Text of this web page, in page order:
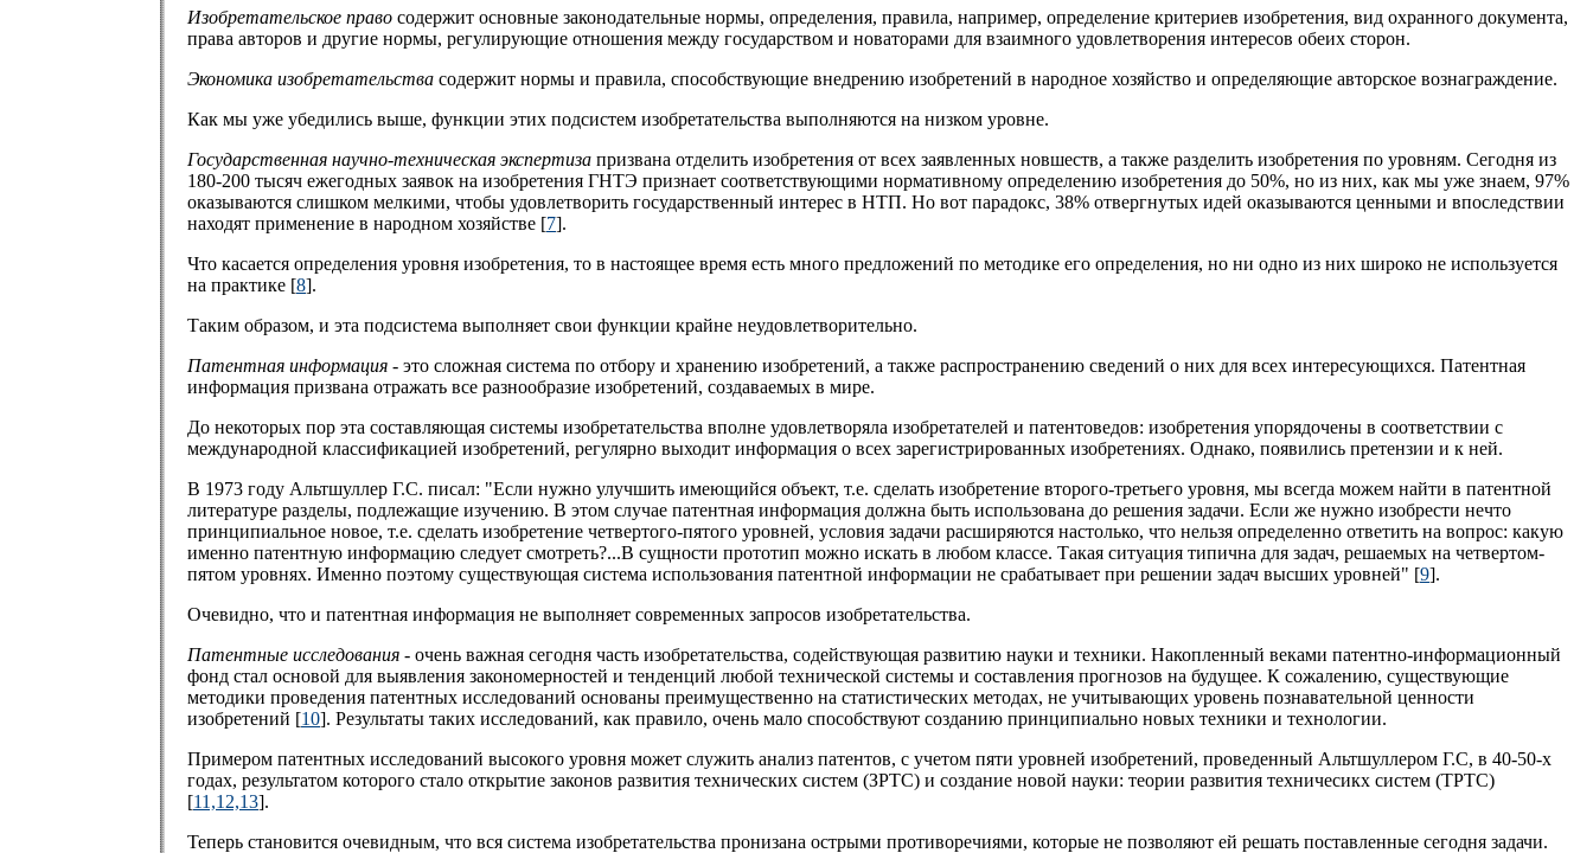
Изобретательское право содержит основные законодательные нормы, определения, правила, например, определение критериев изобретения, вид охранного документа,
права авторов и другие нормы, регулирующие отношения между государством и новаторами для взаимного удовлетворения интересов обеих сторон.
Экономика изобретательства содержит нормы и правила, способствующие внедрению изобретений в народное хозяйство и определяющие авторское вознаграждение.
Как мы уже убедились выше, функции этих подсистем изобретательства выполняются на низком уровне.
Государственная научно-техническая экспертиза призвана отделить изобретения от всех заявленных новшеств, а также разделить изобретения по уровням. Сегодня из
180-200 тысяч ежегодных заявок на изобретения ГНТЭ признает соответствующими нормативному определению изобретения до 50%, но из них, как мы уже знаем, 97%
оказываются слишком мелкими, чтобы удовлетворить государственный интерес в НТП. Но вот парадокс, 38% отвергнутых идей оказываются ценными и впоследствии
находят применение в народном хозяйстве [7].
Что касается определения уровня изобретения, то в настоящее время есть много предложений по методике его определения, но ни одно из них широко не используется
на практике [8].
Таким образом, и эта подсистема выполняет свои функции крайне неудовлетворительно.
Патентная информация - это сложная система по отбору и хранению изобретений, а также распространению сведений о них для всех интересующихся. Патентная
информация призвана отражать все разнообразие изобретений, создаваемых в мире.
До некоторых пор эта составляющая системы изобретательства вполне удовлетворяла изобретателей и патентоведов: изобретения упорядочены в соответствии с
международной классификацией изобретений, регулярно выходит информация о всех зарегистрированных изобретениях. Однако, появились претензии и к ней.
В 1973 году Альтшуллер Г.С. писал: "Если нужно улучшить имеющийся объект, т.е. сделать изобретение второго-третьего уровня, мы всегда можем найти в патентной
литературе разделы, подлежащие изучению. В этом случае патентная информация должна быть использована до решения задачи. Если же нужно изобрести нечто
принципиальное новое, т.е. сделать изобретение четвертого-пятого уровней, условия задачи расширяются настолько, что нельзя определенно ответить на вопрос: какую
именно патентную информацию следует смотреть?...В сущности прототип можно искать в любом классе. Такая ситуация типична для задач, решаемых на четвертом-
пятом уровнях. Именно поэтому существующая система использования патентной информации не срабатывает при решении задач высших уровней" [9].
Очевидно, что и патентная информация не выполняет современных запросов изобретательства.
Патентные исследования - очень важная сегодня часть изобретательства, содействующая развитию науки и техники. Накопленный веками патентно-информационный
фонд стал основой для выявления закономерностей и тенденций любой технической системы и составления прогнозов на будущее. К сожалению, существующие
методики проведения патентных исследований основаны преимущественно на статистических методах, не учитывающих уровень познавательной ценности
изобретений [10]. Результаты таких исследований, как правило, очень мало способствуют созданию принципиально новых техники и технологии.
Примером патентных исследований высокого уровня может служить анализ патентов, с учетом пяти уровней изобретений, проведенный Альтшуллером Г.С, в 40-50-х
годах, результатом которого стало открытие законов развития технических систем (ЗРТС) и создание новой науки: теории развития техничесикх систем (ТРТС)
[11,12,13].
Теперь становится очевидным, что вся система изобретательства пронизана острыми противоречиями, которые не позволяют ей решать поставленные сегодня задачи.